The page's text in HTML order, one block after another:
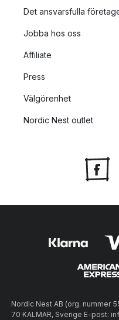
Det ansvarsfulla
Jobba hos oss
Affiliate
Press
Välgörenhet
Nordic Nest outlet
Nordic Nest AB (org. nummer
70 KALMAR, Sverige E-post: